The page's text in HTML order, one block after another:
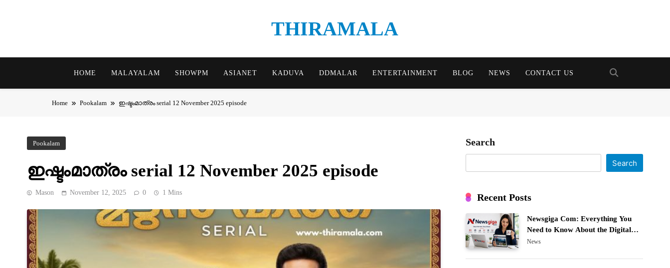
THIRAMALA
HOME MALAYALAM SHOWPM ASIANET KADUVA DDMALAR ENTERTAINMENT BLOG NEWS CONTACT US
Home Pookalam ഇഷ്ടംമാത്രം serial 12 November 2025 episode
Pookalam
ഇഷ്ടംമാത്രം serial 12 November 2025 episode
Mason November 12, 2025 0 1 Mins
Search
Search
Recent Posts
Newsgiga Com: Everything You
Need to Know About the Digital
News Platform
News